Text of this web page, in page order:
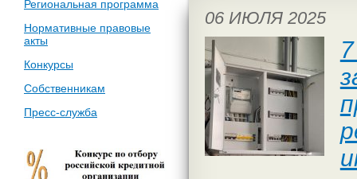
Региональная программа
Нормативные правовые
акты
Конкурсы
Собственникам
Пресс-служба
06 ИЮЛЯ 2025